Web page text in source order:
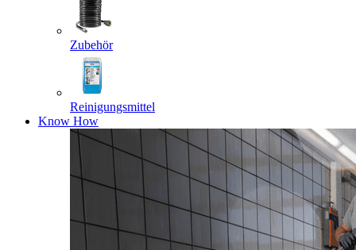
Zubehör
Reinigungsmittel
Know How